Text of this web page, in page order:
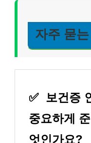
자주 묻
✅ 보건증
중요하게
엇인가요?